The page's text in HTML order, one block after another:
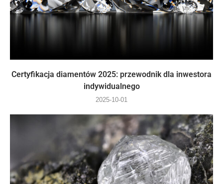
Certyfikacja diamentów 2025: przewodnik dla inwestora
indywidualnego
2025-10-01